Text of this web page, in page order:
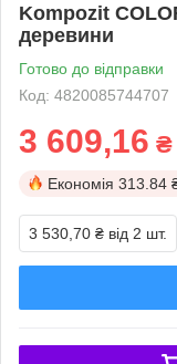
Kompozit
деревини
Готово до відправки
Код: 4820085744707
3 609,16 ₴
Економія 313.84
3 530,70 ₴ від 2 шт.